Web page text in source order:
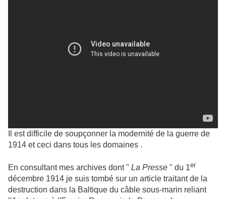
Il est difficile de soupçonner la modernité de la guerre de
1914 et ceci dans tous les domaines .
En consultant mes archives dont " La Presse " du 1er
décembre 1914 je suis tombé sur un article traitant de la
destruction dans la Baltique du câble sous-marin reliant